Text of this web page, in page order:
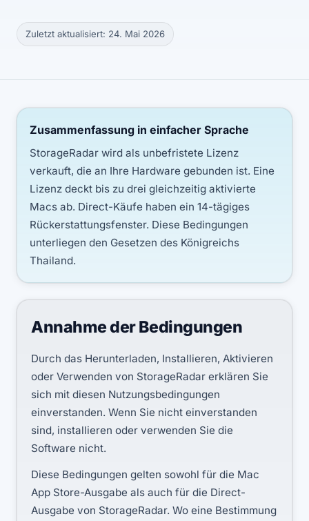
Zuletzt aktualisiert: 24. Mai 2026
Zusammenfassung in einfacher Sprache
StorageRadar wird als unbefristete Lizenz
verkauft, die an Ihre Hardware gebunden ist. Eine
Lizenz deckt bis zu drei gleichzeitig aktivierte
Macs ab. Direct-Käufe haben ein 14-tägiges
Rückerstattungsfenster. Diese Bedingungen
unterliegen den Gesetzen des Königreichs
Thailand.
Annahme der Bedingungen
Durch das Herunterladen, Installieren, Aktivieren
oder Verwenden von StorageRadar erklären Sie
sich mit diesen Nutzungsbedingungen
einverstanden. Wenn Sie nicht einverstanden
sind, installieren oder verwenden Sie die
Software nicht.
Diese Bedingungen gelten sowohl für die Mac
App Store-Ausgabe als auch für die Direct-
Ausgabe von StorageRadar. Wo eine Bestimmung